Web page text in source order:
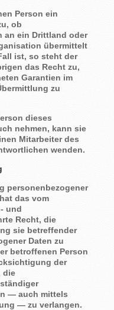
Person ein
ob
an ein Drittland oder
übermittelt
ist, so steht der
das Recht zu,
Garantien im
zu
dieses
nehmen, kann sie
Mitarbeiter des
wenden.
personenbezogener
das vom
und
Recht, die
sie betreffender
Daten zu
betroffenen Person
der
die
— auch mittels
— zu verlangen.